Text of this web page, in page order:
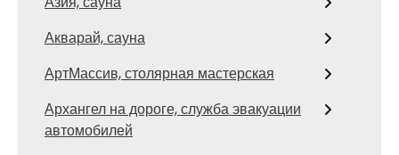
Акварай, сауна
АртМассив, столярная мастерская
Архангел на дороге, служба эвакуации
автомобилей